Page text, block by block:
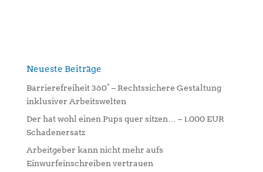
n
v
e
:
Neueste Beiträge
Barrierefreiheit 360° – Rechtssichere Gestaltung
inklusiver Arbeitswelten
Der hat wohl einen Pups quer sitzen… – 1.000 EUR
Schadenersatz
Arbeitgeber kann nicht mehr aufs
Einwurfeinschreiben vertrauen